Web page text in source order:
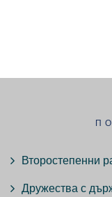
Второстепенни
Дружества с